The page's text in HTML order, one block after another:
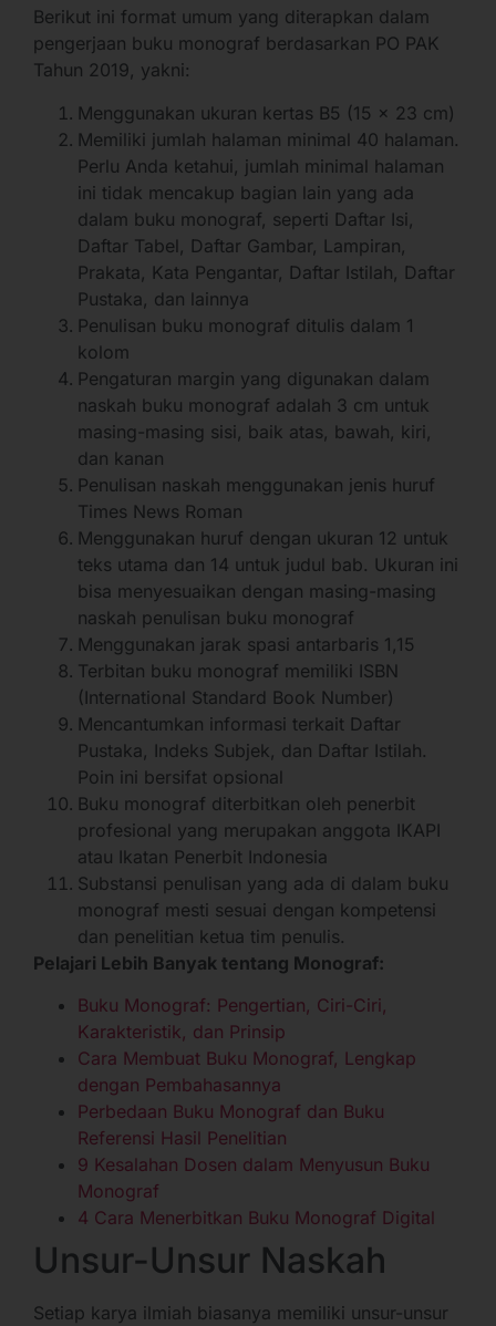
Berikut ini format umum yang diterapkan dalam
pengerjaan buku monograf berdasarkan PO PAK
Tahun 2019, yakni:
Menggunakan ukuran kertas B5 (15 x 23 cm)
Memiliki jumlah halaman minimal 40 halaman.
Perlu Anda ketahui, jumlah minimal halaman
ini tidak mencakup bagian lain yang ada
dalam buku monograf, seperti Daftar Isi,
Daftar Tabel, Daftar Gambar, Lampiran,
Prakata, Kata Pengantar, Daftar Istilah, Daftar
Pustaka, dan lainnya
Penulisan buku monograf ditulis dalam 1
kolom
Pengaturan margin yang digunakan dalam
naskah buku monograf adalah 3 cm untuk
masing-masing sisi, baik atas, bawah, kiri,
dan kanan
Penulisan naskah menggunakan jenis huruf
Times News Roman
Menggunakan huruf dengan ukuran 12 untuk
teks utama dan 14 untuk judul bab. Ukuran ini
bisa menyesuaikan dengan masing-masing
naskah penulisan buku monograf
Menggunakan jarak spasi antarbaris 1,15
Terbitan buku monograf memiliki ISBN
(International Standard Book Number)
Mencantumkan informasi terkait Daftar
Pustaka, Indeks Subjek, dan Daftar Istilah.
Poin ini bersifat opsional
Buku monograf diterbitkan oleh penerbit
profesional yang merupakan anggota IKAPI
atau Ikatan Penerbit Indonesia
Substansi penulisan yang ada di dalam buku
monograf mesti sesuai dengan kompetensi
dan penelitian ketua tim penulis.
Pelajari Lebih Banyak tentang Monograf:
Buku Monograf: Pengertian, Ciri-Ciri,
Karakteristik, dan Prinsip
Cara Membuat Buku Monograf, Lengkap
dengan Pembahasannya
Perbedaan Buku Monograf dan Buku
Referensi Hasil Penelitian
9 Kesalahan Dosen dalam Menyusun Buku
Monograf
4 Cara Menerbitkan Buku Monograf Digital
Unsur-Unsur Naskah
Setiap karya ilmiah biasanya memiliki unsur-unsur